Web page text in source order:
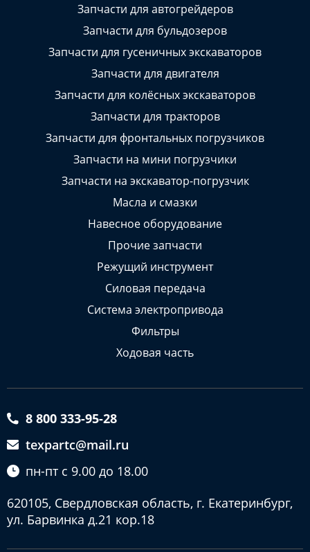
Запчасти для автогрейдеров
Запчасти для бульдозеров
Запчасти для гусеничных экскаваторов
Запчасти для двигателя
Запчасти для колёсных экскаваторов
Запчасти для тракторов
Запчасти для фронтальных погрузчиков
Запчасти на мини погрузчики
Запчасти на экскаватор-погрузчик
Масла и смазки
Навесное оборудование
Прочие запчасти
Режущий инструмент
Силовая передача
Система электропривода
Фильтры
Ходовая часть
8 800 333-95-28
texpartc@mail.ru
пн-пт с 9.00 до 18.00
620105, Свердловская область, г. Екатеринбург,
ул. Барвинка д.21 кор.18